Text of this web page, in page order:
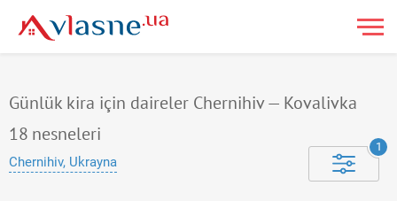
Günlük kira için daireler Chernihiv — Kovalivka
18 nesneleri
Chernihiv, Ukrayna
1